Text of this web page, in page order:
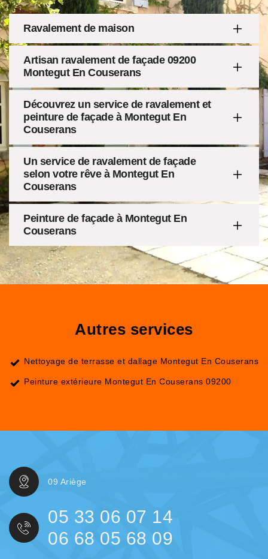
Ravalement de maison
Artisan ravalement de façade 09200
Montegut En Couserans
Découvrez un service de ravalement et
peinture de façade à Montegut En
Couserans
Un service de ravalement de façade
selon votre rêve à Montegut En
Couserans
Peinture de façade à Montegut En
Couserans
Autres services
Nettoyage de terrasse et dallage Montegut En Couserans
Peinture extérieure Montegut En Couserans 09200
09 Ariège
05 33 06 07 14
06 68 05 68 09